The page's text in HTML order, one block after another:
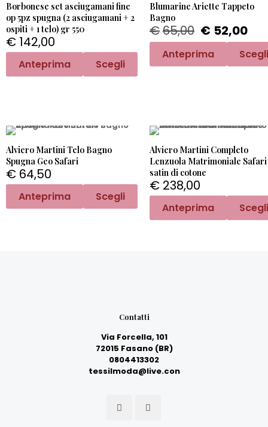
Borbonese set asciugamani fine
op 5pz spugna (2 asciugamani + 2
ospiti + 1 telo) gr 550
€ 142,00
Anteprima Scegli
Blumarine Ariette Tappeto
Bagno
€65,00 € 52,00
Anteprima Scegli
Alviero Martini Telo Bagno
Spugna Geo Safari
€ 64,50
Anteprima Scegli
Alviero Martini Completo
Lenzuola Matrimoniale
satin di cotone
€ 238,00
Anteprima Scegli
Contatti
Via Forcella, 101
72015 Fasano (BR)
0804413302
tessilmoda@live.con